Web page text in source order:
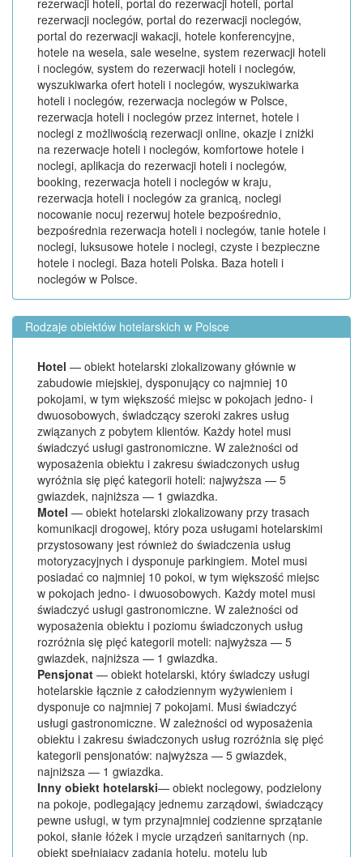
rezerwacji hoteli, portal do rezerwacji hoteli, portal
rezerwacji noclegów, portal do rezerwacji noclegów,
portal do rezerwacji wakacji, hotele konferencyjne,
hotele na wesela, sale weselne, system rezerwacji hoteli
i noclegów, system do rezerwacji hoteli i noclegów,
wyszukiwarka ofert hoteli i noclegów, wyszukiwarka
hoteli i noclegów, rezerwacja noclegów w Polsce,
rezerwacja hoteli i noclegów przez internet, hotele i
noclegi z możliwością rezerwacji online, okazje i zniżki
na rezerwacje hoteli i noclegów, komfortowe hotele i
noclegi, aplikacja do rezerwacji hoteli i noclegów,
booking, rezerwacja hoteli i noclegów w kraju,
rezerwacja hoteli i noclegów za granicą, noclegi
nocowanie nocuj rezerwuj hotele bezpośrednio,
bezpośrednia rezerwacja hoteli i noclegów, tanie hotele i
noclegi, luksusowe hotele i noclegi, czyste i bezpieczne
hotele i noclegi. Baza hoteli Polska. Baza hoteli i
noclegów w Polsce.
Rodzaje obiektów hotelarskich w Polsce
Hotel — obiekt hotelarski zlokalizowany głównie w
zabudowie miejskiej, dysponujący co najmniej 10
pokojami, w tym większość miejsc w pokojach jedno- i
dwuosobowych, świadczący szeroki zakres usług
związanych z pobytem klientów. Każdy hotel musi
świadczyć usługi gastronomiczne. W zależności od
wyposażenia obiektu i zakresu świadczonych usług
wyróżnia się pięć kategorii hoteli: najwyższa — 5
gwiazdek, najniższa — 1 gwiazdka.
Motel — obiekt hotelarski zlokalizowany przy trasach
komunikacji drogowej, który poza usługami hotelarskimi
przystosowany jest również do świadczenia usług
motoryzacyjnych i dysponuje parkingiem. Motel musi
posiadać co najmniej 10 pokoi, w tym większość miejsc
w pokojach jedno- i dwuosobowych. Każdy motel musi
świadczyć usługi gastronomiczne. W zależności od
wyposażenia obiektu i poziomu świadczonych usług
rozróżnia się pięć kategorii moteli: najwyższa — 5
gwiazdek, najniższa — 1 gwiazdka.
Pensjonat — obiekt hotelarski, który świadczy usługi
hotelarskie łącznie z całodziennym wyżywieniem i
dysponuje co najmniej 7 pokojami. Musi świadczyć
usługi gastronomiczne. W zależności od wyposażenia
obiektu i zakresu świadczonych usług rozróżnia się pięć
kategorii pensjonatów: najwyższa — 5 gwiazdek,
najniższa — 1 gwiazdka.
Inny obiekt hotelarski— obiekt noclegowy, podzielony
na pokoje, podlegający jednemu zarządowi, świadczący
pewne usługi, w tym przynajmniej codzienne sprzątanie
pokoi, słanie łóżek i mycie urządzeń sanitarnych (np.
obiekt spełniający zadania hotelu, motelu lub